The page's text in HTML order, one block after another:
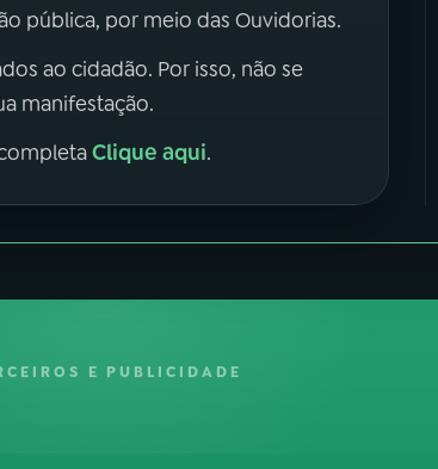
pública, por meio das Ouvidorias.
ao cidadão. Por isso, não se
manifestação.
Clique aqui.
E PUBLICIDADE